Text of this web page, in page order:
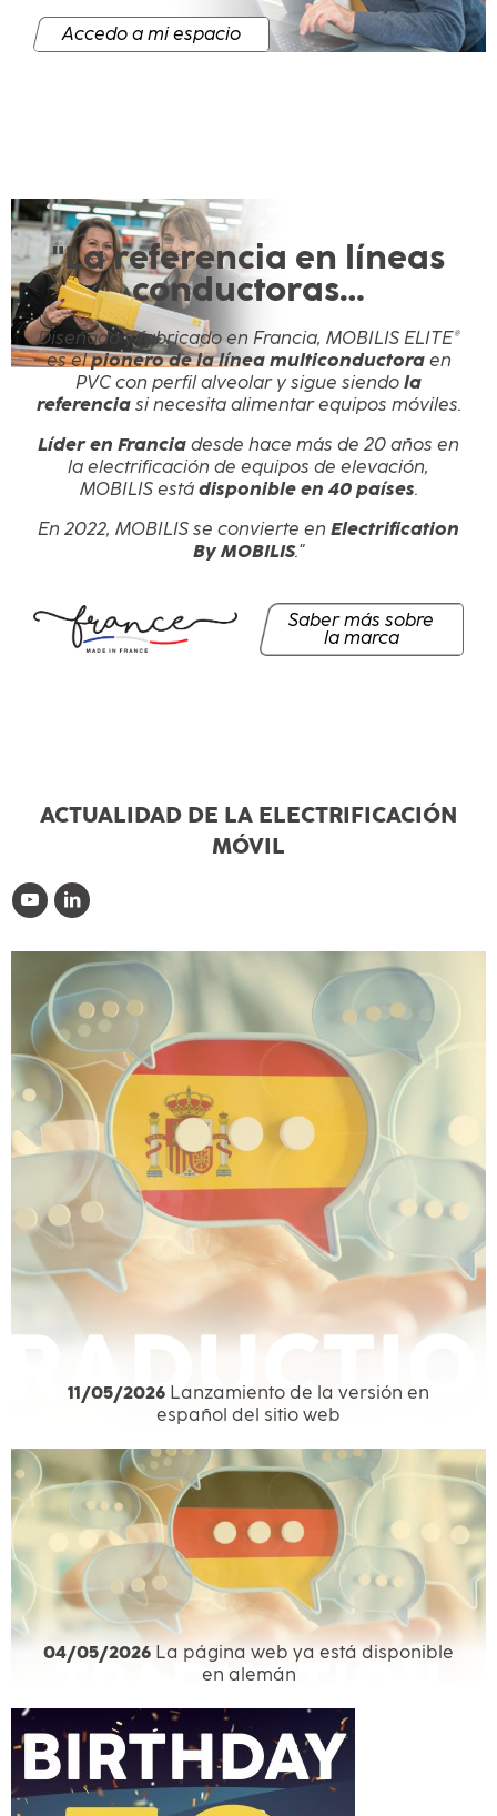
Accedo a mi espacio
"La referencia en líneas
conductoras…
Diseñado y fabricado en Francia, MOBILIS ELITE®
es elpionero de la línea multiconductoraen
PVC con perfil alveolar y sigue siendo la
referenciasi necesita alimentar equipos móviles.
Líder en Francia desde hace más de 20 años en
la electrificación de equipos de elevación,
MOBILIS está disponible en 40 países.
En 2022, MOBILIS se convierte en Electrification
By MOBILIS."
Saber más sobre
la marca
ACTUALIDAD DE LA ELECTRIFICACIÓN
MÓVIL
11/05/2026 Lanzamiento de la versión en
español del sitio web
04/05/2026 La página web ya está disponible
en alemán